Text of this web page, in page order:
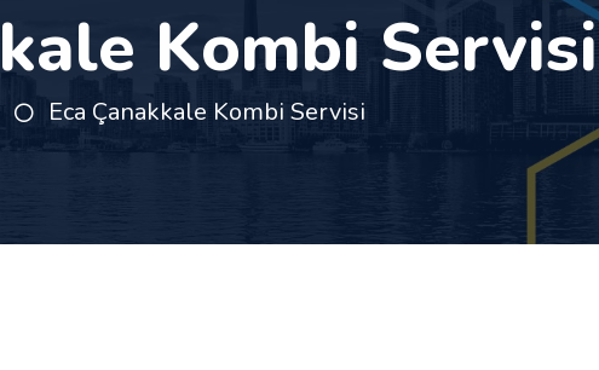
Kombi Servisi
Eca Çanakkale Kombi Servisi